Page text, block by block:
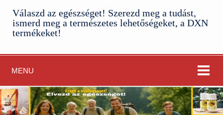
Válaszd az egészséget! Szerezd meg a tudást,
ismerd meg a természetes lehetőségeket, a DXN
termékeket!
MENU